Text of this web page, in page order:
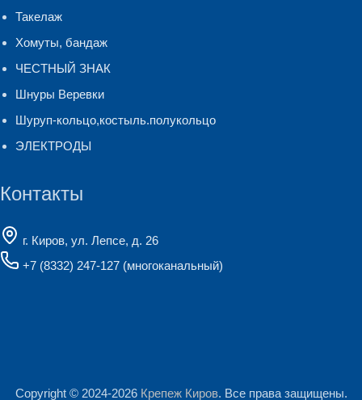
Такелаж
Хомуты, бандаж
ЧЕСТНЫЙ ЗНАК
Шнуры Веревки
Шуруп-кольцо,костыль.полукольцо
ЭЛЕКТРОДЫ
Контакты
г. Киров, ул. Лепсе, д. 26
+7 (8332) 247-127 (многоканальный)
Copyright © 2024-2026 Крепеж Киров. Все права защищены.